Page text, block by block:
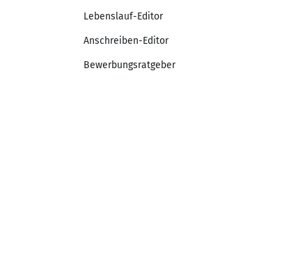
Lebenslauf-Editor
Anschreiben-Editor
Bewerbungsratgeber